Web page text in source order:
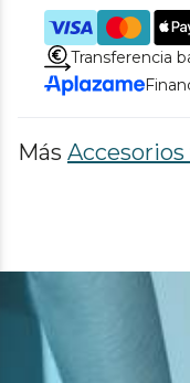
Transferencia
Más